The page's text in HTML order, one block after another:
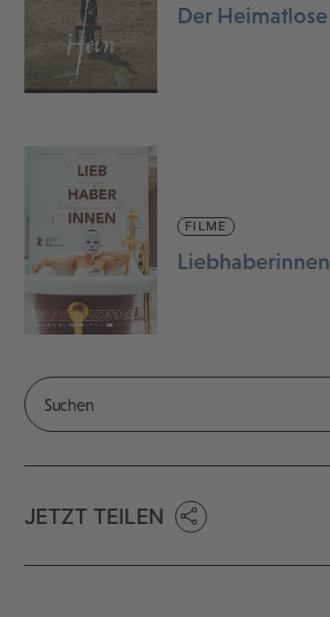
Der Heimatlose
FILME
Liebhaberinnen
JETZT TEILEN